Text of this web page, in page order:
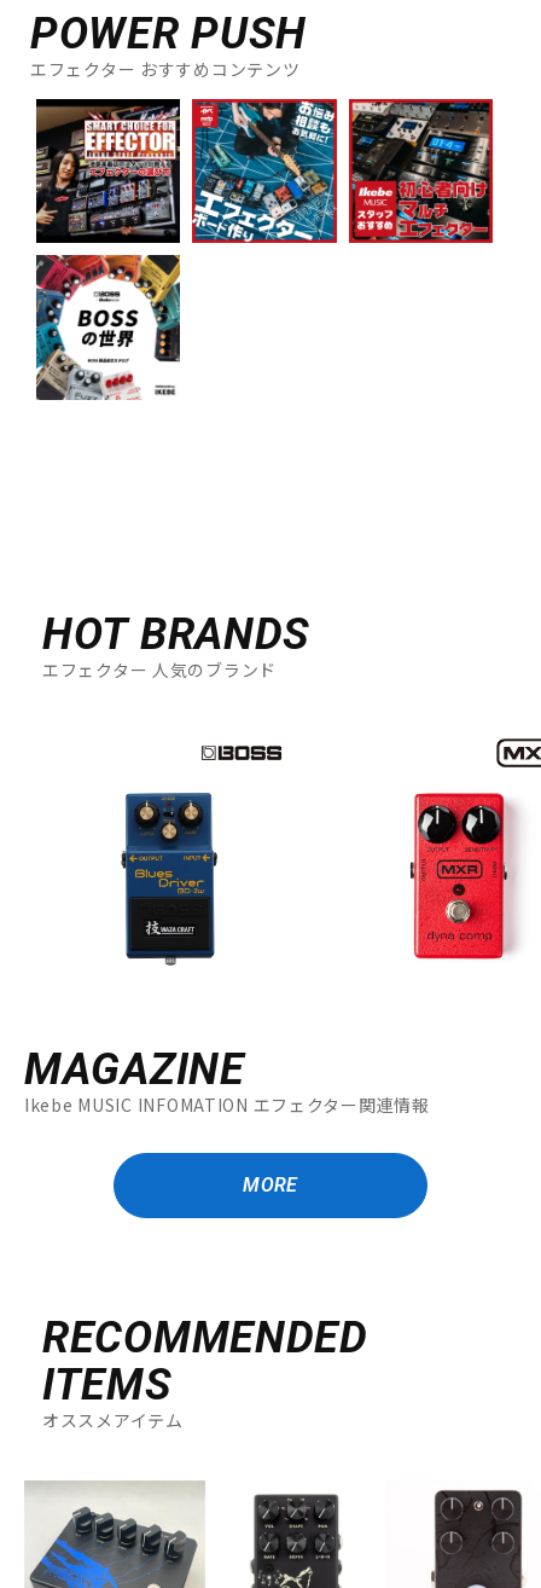
POWER PUSH
エフェクター おすすめコンテンツ
HOT BRANDS
エフェクター 人気のブランド
MAGAZINE
Ikebe MUSIC INFOMATION エフェクター関連情報
MORE
RECOMMENDED
ITEMS
オススメアイテム